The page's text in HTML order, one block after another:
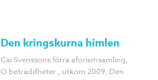
Den kringskurna himlen
Cai Svenssons förra aforismsamling,
O beträddheter , utkom 2009. Den